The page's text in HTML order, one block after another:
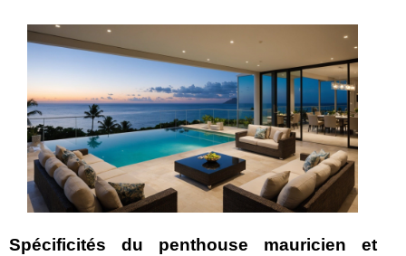
Spécificités du penthouse mauricien et